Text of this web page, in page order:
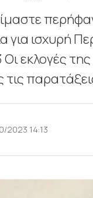
για ισχυρή
εκλογές
τις
2023 14:13